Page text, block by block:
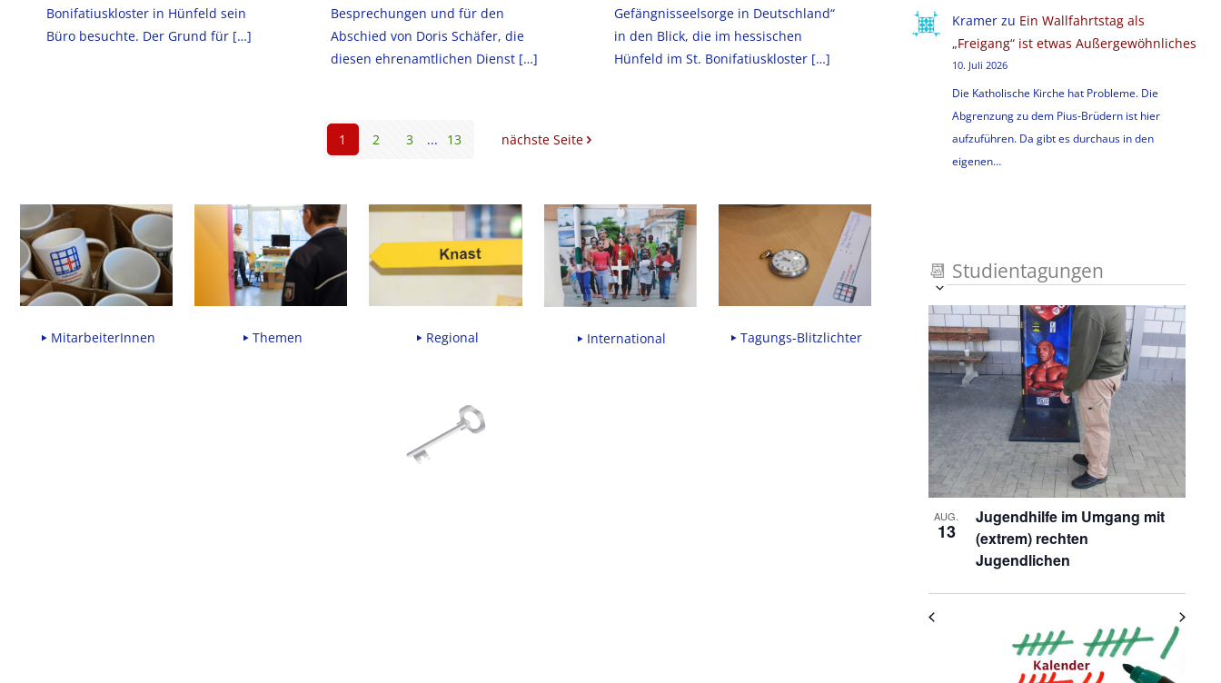
Bonifatiuskloster in Hünfeld sein
Büro besuchte. Der Grund für […]
Besprechungen und für den
Abschied von Doris Schäfer, die
diesen ehrenamtlichen Dienst[…]
Gefängnisseelsorge in Deutschland“
in den Blick, die im hessischen
Hünfeld im St. Bonifatiuskloster[…]
1 2 3 ... 13 nächste Seite
MitarbeiterInnen Themen Regional International Tagungs-Blitzlichter
Kramerzu Ein Wallfahrtstag als
„Freigang“ ist etwas Außergewöhnliches
10. Juli 2026
Die Katholische Kirche hat Probleme. Die
Abgrenzung zu dem Pius-Brüdern ist hier
aufzuführen. Da gibt es durchaus in den
eigenen…
📆 Studientagungen
Ansichten-
Navigation
Veranstaltung
Ansichten-
Navigation
auswählen.
List
of
Veranstaltungen
in
Photo
View
AUG.
13
Jugendhilfe im Umgang mit
(extrem) rechten
Jugendlichen